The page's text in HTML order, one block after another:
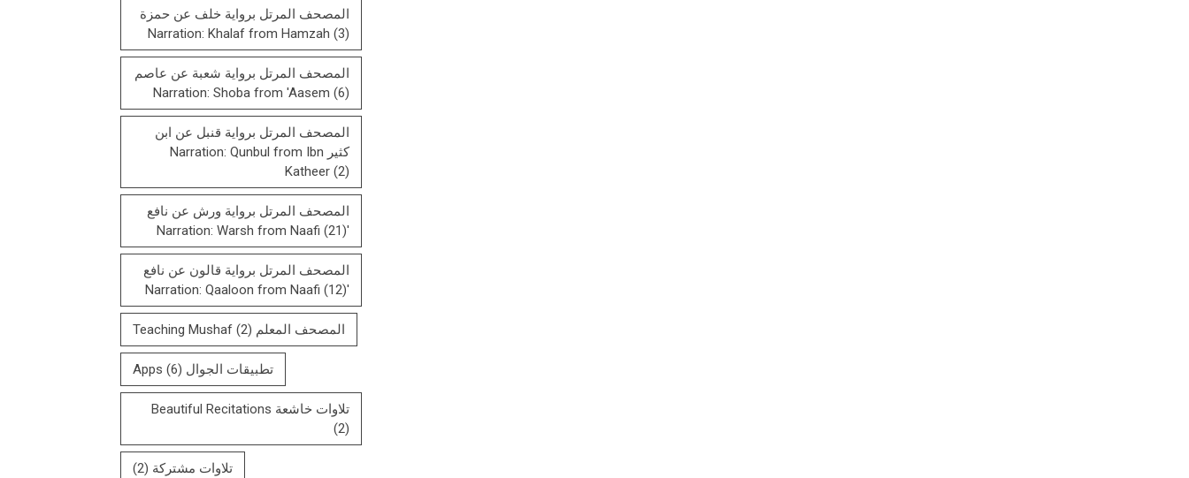
المصحف المرتل برواية خلف عن حمزة
Narration: Khalaf from Hamzah (3)
المصحف المرتل برواية شعبة عن عاصم
Narration: Shoba from 'Aasem (6)
المصحف المرتل برواية قنبل عن ابن
كثير Narration: Qunbul from Ibn
Katheer(2)
المصحف المرتل برواية ورش عن نافع
'Narration: Warsh from Naafi
(21)
المصحف المرتل بروایة قالون عن نافع
'Narration: Qaaloon from Naafi
(12)
المصحف المعلم Teaching Mushaf (2)
تطبيقات الجوال Apps (6)
تلاوات خاشعة Beautiful Recitations
(2)
تلاوات مشتركة (2)